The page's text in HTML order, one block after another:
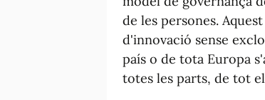
de les persones.
d'innovació sense
país o de tota Europa
totes les parts, de tot